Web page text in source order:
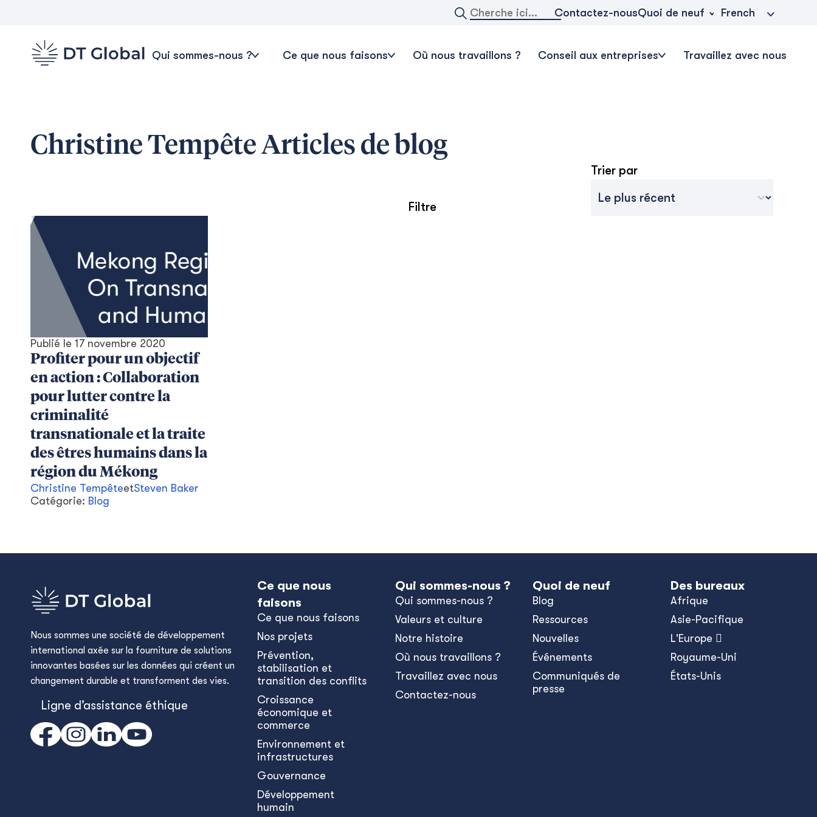
Rechercher: Contactez-nousQuoi de neuf French
Qui sommes-nous ? Ce que nous faisons Où nous travaillons ? Conseil aux entreprises Travaillez avec nous
Christine Tempête Articles de blog
Filtre
Trier par
Publié le 17 novembre 2020
Profiter pour un objectif
en action : Collaboration
pour lutter contre la
criminalité
transnationale et la traite
des êtres humains dans la
région du Mékong
Christine TempêteetSteven Baker
Catégorie: Blog
Nous sommes une société de développement
international axée sur la fourniture de solutions
innovantes basées sur les données qui créent un
changement durable et transforment des vies.
Ligne d’assistance éthique
Ce que nous
faisons
Ce que nous faisons
Nos projets
Prévention,
stabilisation et
transition des conflits
Croissance
économique et
commerce
Environnement et
infrastructures
Gouvernance
Développement
humain
Qui sommes-nous ?
Qui sommes-nous ?
Valeurs et culture
Notre histoire
Où nous travaillons ?
Travaillez avec nous
Contactez-nous
Quoi de neuf
Blog
Ressources
Nouvelles
Événements
Communiqués de
presse
Des bureaux
Afrique
Asie-Pacifique
L'Europe 
Royaume-Uni
États-Unis